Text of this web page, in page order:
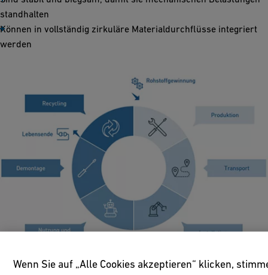
standhalten
Können in vollständig zirkuläre Materialdurchflüsse integriert
werden
Wenn Sie auf „Alle Cookies akzeptieren“ klicken,